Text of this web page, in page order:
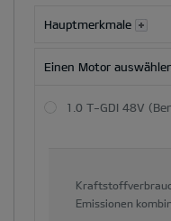
Hauptmerkmale
Einen Motor
1.0 T-GDI 48V
Emissionen